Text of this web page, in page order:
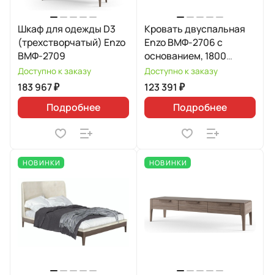
Шкаф для одежды D3
(трехстворчатый) Enzo
ВМФ-2709
Доступно к заказу
183 967 ₽
Подробнее
Кровать двуспальная
Enzo ВМФ-2706 с
основанием, 1800
Avelina 9534
Доступно к заказу
123 391 ₽
Подробнее
НОВИНКИ НОВИНКИ